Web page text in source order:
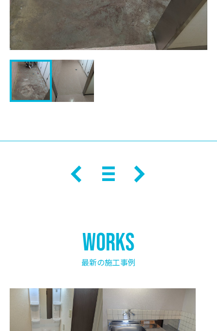
works
最新の施工事例